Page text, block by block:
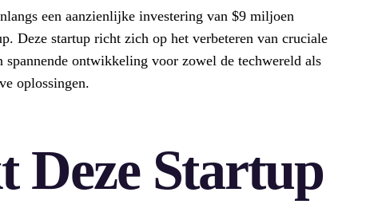
een aanzienlijke investering van $9 miljoen
Deze startup richt zich op het verbeteren van cruciale
ontwikkeling voor zowel de techwereld als
oplossingen.
Deze Startup